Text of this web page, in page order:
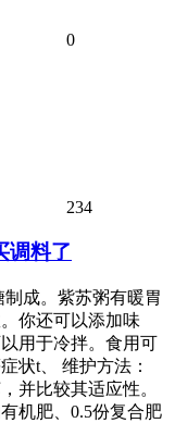
0
234
调料了
成。紫苏粥有暖胃
你还可以添加味
用于冷拌。食用可
状t、 维护方法：
并比较其适应性。
机肥、0.5份复合肥